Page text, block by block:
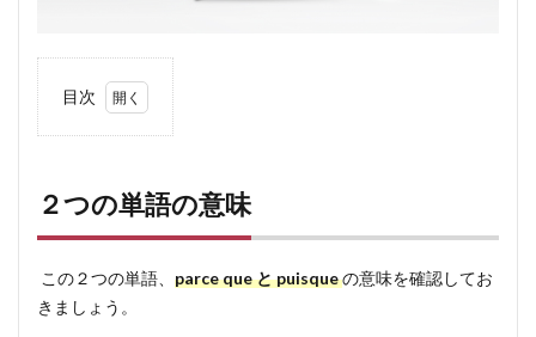
目次
語の
2
違い
２つの単語の意味
この２つの単語、 parce que と puisqueの意味を確認してお
きましょう。